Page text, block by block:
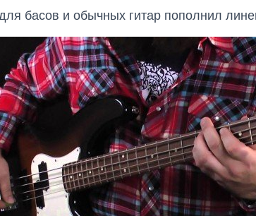
басов и обычных гитар пополнил